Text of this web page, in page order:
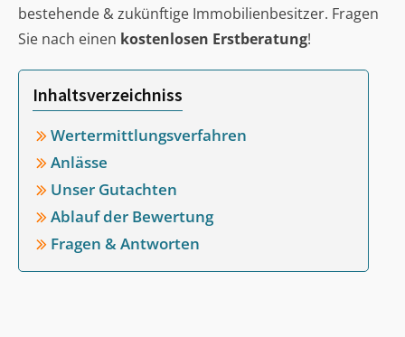
bestehende & zukünftige Immobilienbesitzer. Fragen
Sie nach einen kostenlosen Erstberatung!
Inhaltsverzeichniss
Wertermittlungsverfahren
Anlässe
Unser Gutachten
Ablauf der Bewertung
Fragen & Antworten